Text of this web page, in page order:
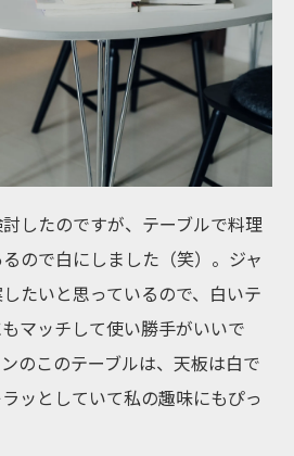
討したのですが、テーブルで料理
ので白にしました（笑）。ジャ
たいと思っているので、白いテ
マッチして使い勝手がいいで
のこのテーブルは、天板は白で
ッとしていて私の趣味にもぴっ